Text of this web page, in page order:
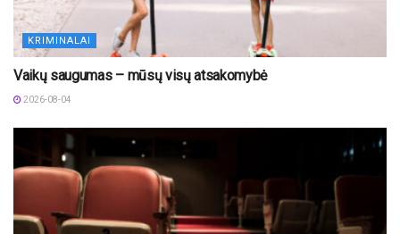
KRIMINALAI
Vaikų saugumas – mūsų visų atsakomybė
2026-08-04